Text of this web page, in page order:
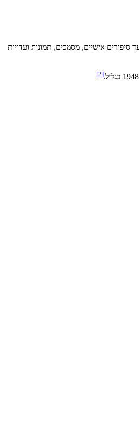
סיפורים אישיים, מסמכים, תמונות ועדויות
[
2
]